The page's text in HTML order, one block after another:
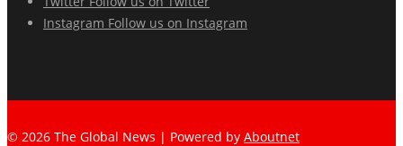
Instagram Follow us on Instagram
© 2026 The Global News | Powered by Aboutnet